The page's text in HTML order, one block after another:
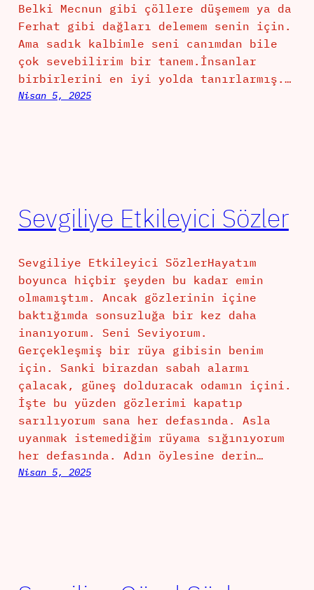
Belki Mecnun gibi çöllere düşemem ya da
Ferhat gibi dağları delemem senin için.
Ama sadık kalbimle seni canımdan bile
çok sevebilirim bir tanem.İnsanlar
birbirlerini en iyi yolda tanırlarmış.…
Nisan 5, 2025
Sevgiliye Etkileyici Sözler
Sevgiliye Etkileyici SözlerHayatım
boyunca hiçbir şeyden bu kadar emin
olmamıştım. Ancak gözlerinin içine
baktığımda sonsuzluğa bir kez daha
inanıyorum. Seni Seviyorum.
Gerçekleşmiş bir rüya gibisin benim
için. Sanki birazdan sabah alarmı
çalacak, güneş dolduracak odamın içini.
İşte bu yüzden gözlerimi kapatıp
sarılıyorum sana her defasında. Asla
uyanmak istemediğim rüyama sığınıyorum
her defasında. Adın öylesine derin…
Nisan 5, 2025